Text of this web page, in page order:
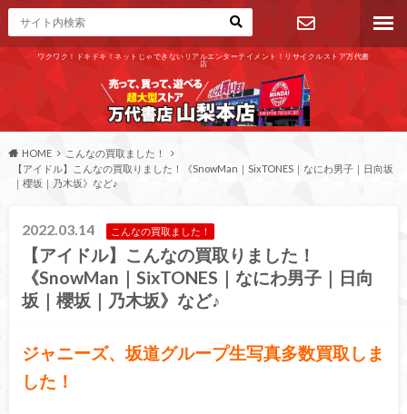
ワクワク！ドキドキ！ネットじゃできないリアルエンターテイメント！リサイクルストア万代書
店
お問い合わ
せ
HOME
こんなの買取ました！
【アイドル】こんなの買取りました！《SnowMan｜SixTONES｜なにわ男子｜日向坂
｜櫻坂｜乃木坂》など♪
2022.03.14 こんなの買取ました！
【アイドル】こんなの買取りました！
《SnowMan｜SixTONES｜なにわ男子｜日向
坂｜櫻坂｜乃木坂》など♪
ジャニーズ、坂道グループ生写真多数買取しま
した！